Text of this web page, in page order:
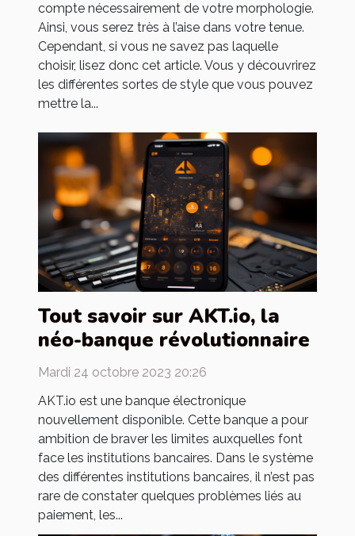
compte nécessairement de votre morphologie.
Ainsi, vous serez très à l’aise dans votre tenue.
Cependant, si vous ne savez pas laquelle
choisir, lisez donc cet article. Vous y découvrirez
les différentes sortes de style que vous pouvez
mettre la...
Tout savoir sur AKT.io, la
néo-banque révolutionnaire
Mardi 24 octobre 2023 20:26
AKT.io est une banque électronique
nouvellement disponible. Cette banque a pour
ambition de braver les limites auxquelles font
face les institutions bancaires. Dans le système
des différentes institutions bancaires, il n’est pas
rare de constater quelques problèmes liés au
paiement, les...